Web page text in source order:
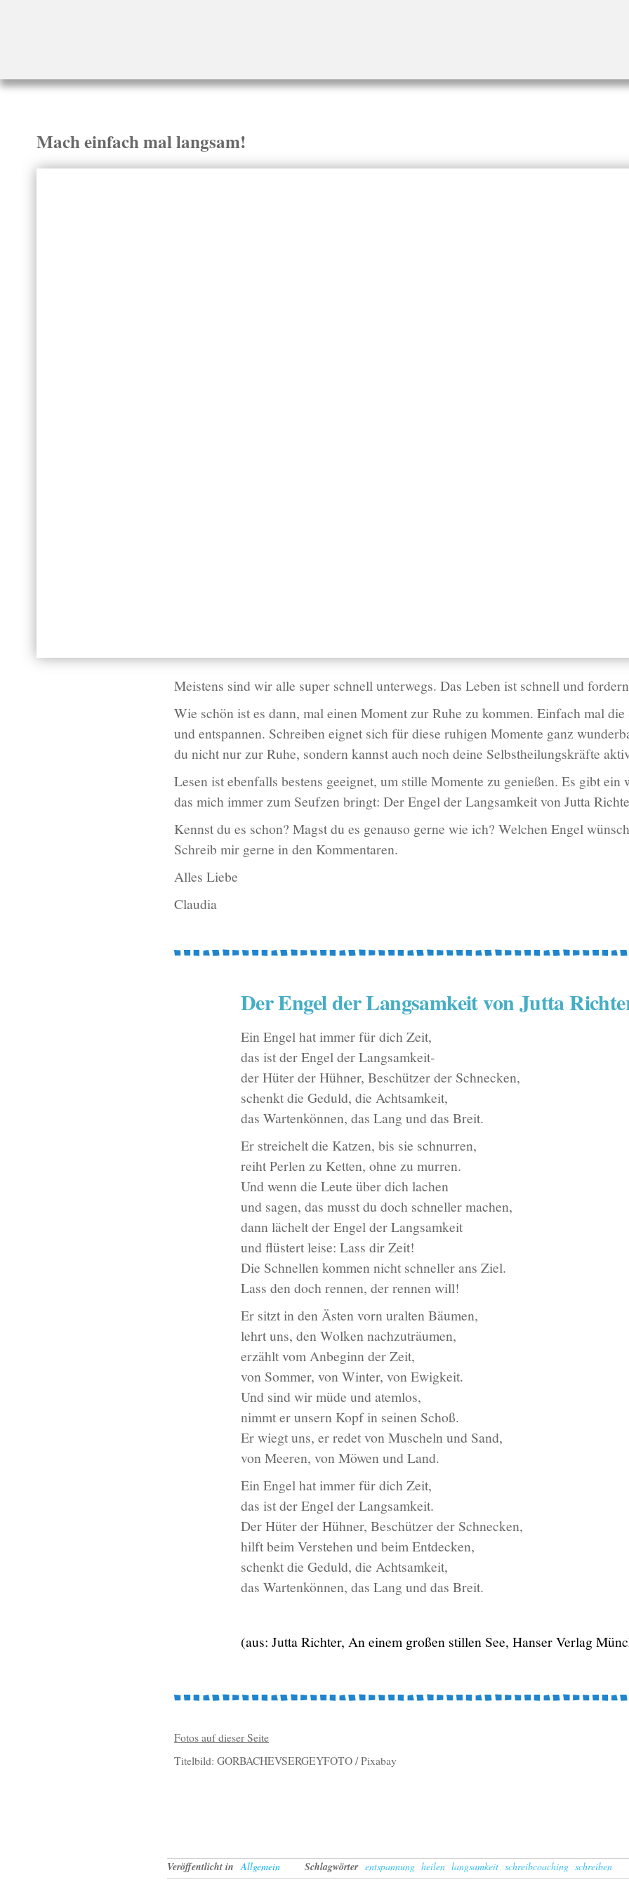
Mach einfach mal langsam!
Meistens sind wir alle super schnell unterwegs. Das Leben ist schnell und
Wie schön ist es dann, mal einen Moment zur Ruhe zu kommen. Einfach mal die
und entspannen. Schreiben eignet sich für diese ruhigen Momente ganz
du nicht nur zur Ruhe, sondern kannst auch noch deine Selbstheilungskräfte
Lesen ist ebenfalls bestens geeignet, um stille Momente zu genießen. Es gibt ein
das mich immer zum Seufzen bringt: Der Engel der Langsamkeit von Jutta
Kennst du es schon? Magst du es genauso gerne wie ich? Welchen Engel
Schreib mir gerne in den Kommentaren.
Alles Liebe
Claudia
Der Engel der Langsamkeit von Jutta
Ein Engel hat immer für dich Zeit,
das ist der Engel der Langsamkeit-
der Hüter der Hühner, Beschützer der Schnecken,
schenkt die Geduld, die Achtsamkeit,
das Wartenkönnen, das Lang und das Breit.
Er streichelt die Katzen, bis sie schnurren,
reiht Perlen zu Ketten, ohne zu murren.
Und wenn die Leute über dich lachen
und sagen, das musst du doch schneller machen,
dann lächelt der Engel der Langsamkeit
und flüstert leise: Lass dir Zeit!
Die Schnellen kommen nicht schneller ans Ziel.
Lass den doch rennen, der rennen will!
Er sitzt in den Ästen vorn uralten Bäumen,
lehrt uns, den Wolken nachzuträumen,
erzählt vom Anbeginn der Zeit,
von Sommer, von Winter, von Ewigkeit.
Und sind wir müde und atemlos,
nimmt er unsern Kopf in seinen Schoß.
Er wiegt uns, er redet von Muscheln und Sand,
von Meeren, von Möwen und Land.
Ein Engel hat immer für dich Zeit,
das ist der Engel der Langsamkeit.
Der Hüter der Hühner, Beschützer der Schnecken,
hilft beim Verstehen und beim Entdecken,
schenkt die Geduld, die Achtsamkeit,
das Wartenkönnen, das Lang und das Breit.
(aus: Jutta Richter, An einem großen stillen See, Hanser Verlag
Fotos auf dieser Seite
Titelbild: GORBACHEVSERGEYFOTO / Pixabay
Veröffentlicht in Allgemein Schlagwörter entspannung heilen langsamkeit schreibcoaching schreiben